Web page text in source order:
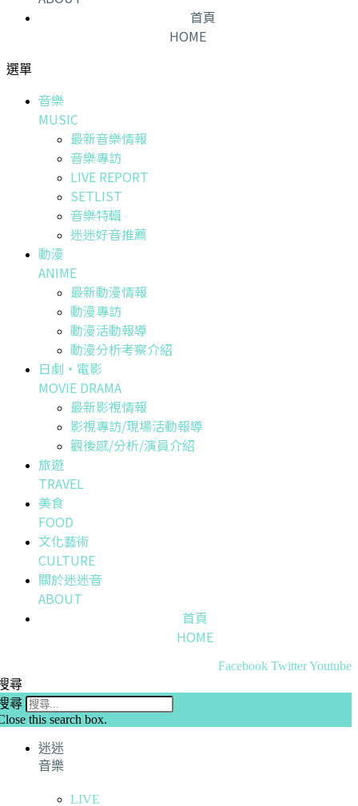
首頁
HOME
選單
音樂
MUSIC
最新音樂情報
音樂專訪
LIVE REPORT
SETLIST
音樂特輯
迷迷好音推薦
動漫
ANIME
最新動漫情報
動漫專訪
動漫活動報導
動漫分析考察介紹
日劇・電影
MOVIE DRAMA
最新影視情報
影視專訪/現場活動報導
觀後感/分析/演員介紹
旅遊
TRAVEL
美食
FOOD
文化藝術
CULTURE
關於迷迷音
ABOUT
首頁
HOME
Facebook TwitterYoutube
尋
尋
this search box.
迷迷
音樂
LIVE